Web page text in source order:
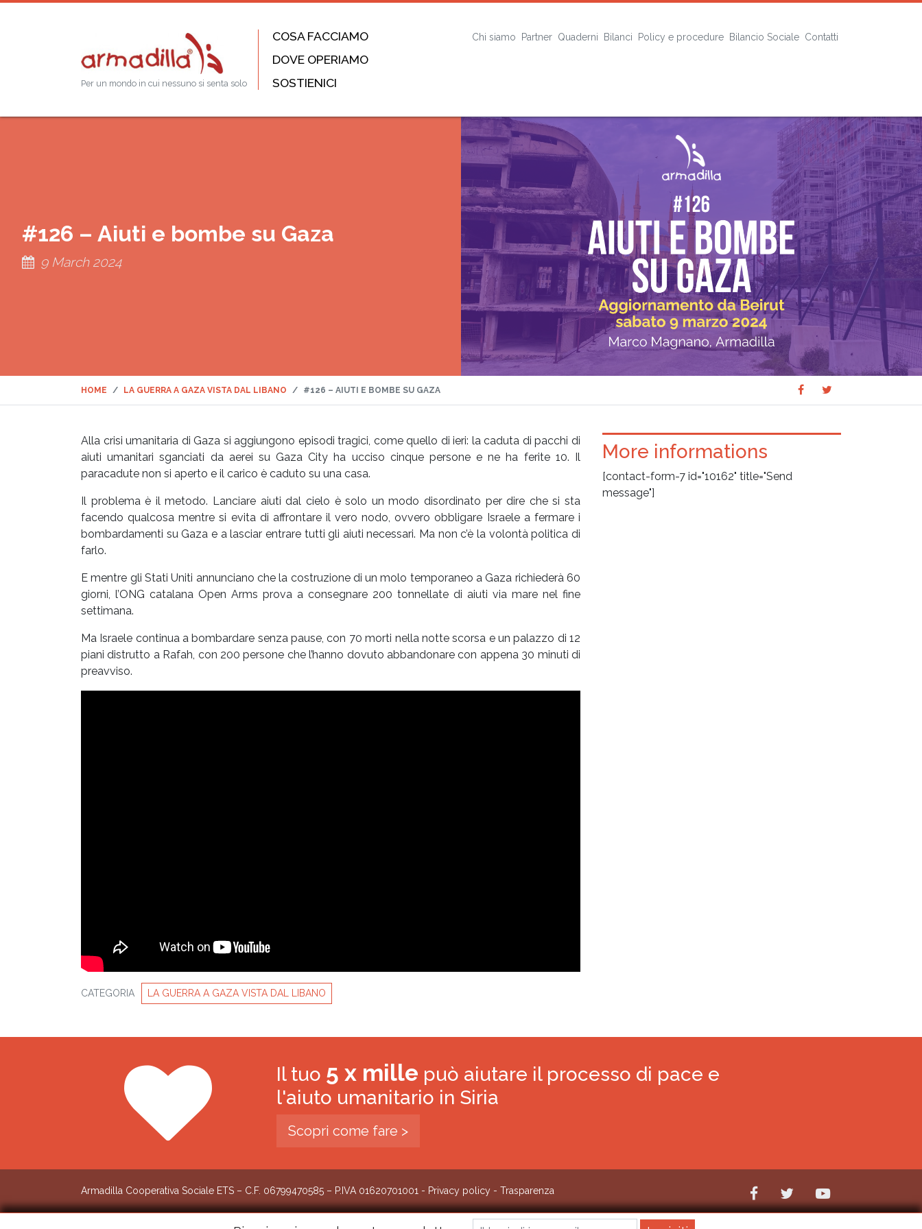
Per un mondo in cui nessuno si senta solo
COSA FACCIAMO
DOVE OPERIAMO
SOSTIENICI
Chi siamo Partner Quaderni Bilanci Policy e procedure Bilancio Sociale Contatti
#126 – Aiuti e bombe su Gaza
9 March 2024
HOME LA GUERRA A GAZA VISTA DAL LIBANO #126 – AIUTI E BOMBE SU GAZA
Share
on
on
Alla crisi umanitaria di Gaza si aggiungono episodi tragici, come quello di ieri: la caduta di pacchi di
aiuti umanitari sganciati da aerei su Gaza City ha ucciso cinque persone e ne ha ferite 10. Il
paracadute non si aperto e il carico è caduto su una casa.
Il problema è il metodo. Lanciare aiuti dal cielo è solo un modo disordinato per dire che si sta
facendo qualcosa mentre si evita di affrontare il vero nodo, ovvero obbligare Israele a fermare i
bombardamenti su Gaza e a lasciar entrare tutti gli aiuti necessari. Ma non c’è la volontà politica di
farlo.
E mentre gli Stati Uniti annunciano che la costruzione di un molo temporaneo a Gaza richiederà 60
giorni, l’ONG catalana Open Arms prova a consegnare 200 tonnellate di aiuti via mare nel fine
settimana.
Ma Israele continua a bombardare senza pause, con 70 morti nella notte scorsa e un palazzo di 12
piani distrutto a Rafah, con 200 persone che l’hanno dovuto abbandonare con appena 30 minuti di
preavviso.
CATEGORIA LA GUERRA A GAZA VISTA DAL LIBANO
More informations
[contact-form-7 id="10162" title="Send
message"]
Il tuo 5 x mille può aiutare il processo di pace e
l'aiuto umanitario in Siria
Scopri come fare >
Armadilla Cooperativa Sociale ETS – C.F. 06799470585 – P.IVA 01620701001 - Privacy policy - Trasparenza